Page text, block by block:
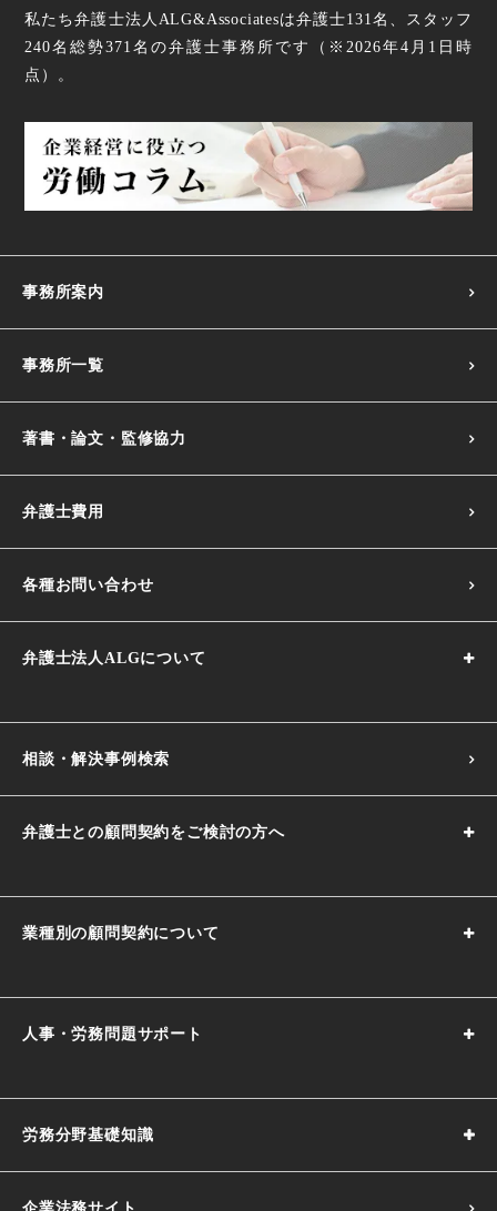
私たち弁護士法人ALG&Associatesは弁護士131 名、スタッフ
240名総勢371 名の弁護士事務所です（ ※2026年4月1日時
点 ）。
事務所案内
事務所一覧
著書・論文・監修協力
弁護士費用
各種お問い合わせ
弁護士法人ALGについて
相談・解決事例検索
弁護士との顧問契約をご検討の方へ
業種別の顧問契約について
人事・労務問題サポート
労務分野基礎知識